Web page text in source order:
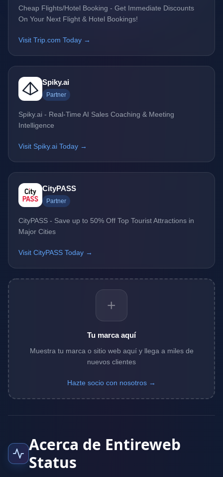
Cheap Flights/Hotel Booking - Get Immediate Discounts
On Your Next Flight & Hotel Bookings!
Visit Trip.com Today →
Spiky.ai
Partner
Spiky.ai - Real-Time AI Sales Coaching & Meeting
Intelligence
Visit Spiky.ai Today →
CityPASS
Partner
CityPASS - Save up to 50% Off Top Tourist Attractions in
Major Cities
Visit CityPASS Today →
+
Tu marca aquí
Muestra tu marca o sitio web aquí y llega a miles de
nuevos clientes
Hazte socio con nosotros →
Acerca de Entireweb
Status